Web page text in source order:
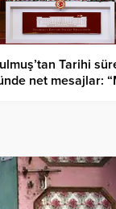
Tarihi
net mesajlar: